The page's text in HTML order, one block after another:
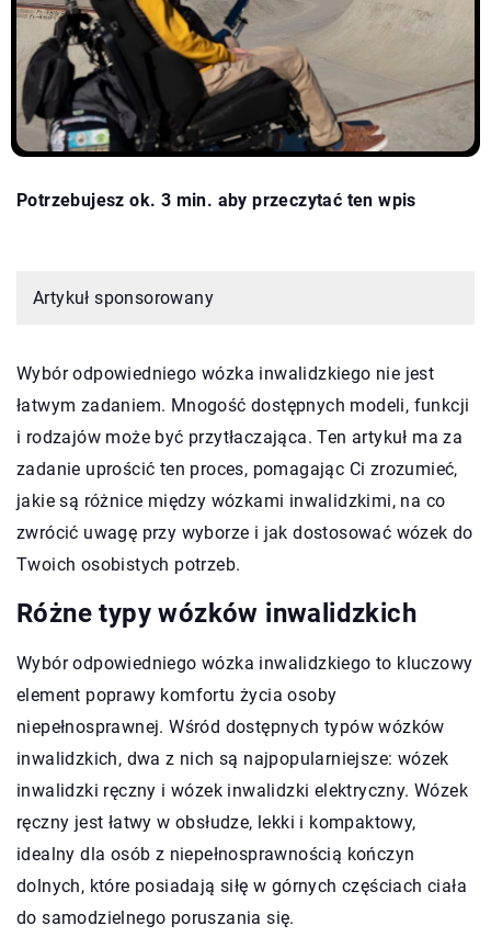
Potrzebujesz ok. 3 min. aby przeczytać ten wpis
Artykuł sponsorowany
Wybór odpowiedniego wózka inwalidzkiego nie jest
łatwym zadaniem. Mnogość dostępnych modeli, funkcji
i rodzajów może być przytłaczająca. Ten artykuł ma za
zadanie uprościć ten proces, pomagając Ci zrozumieć,
jakie są różnice między wózkami inwalidzkimi, na co
zwrócić uwagę przy wyborze i jak dostosować wózek do
Twoich osobistych potrzeb.
Różne typy wózków inwalidzkich
Wybór odpowiedniego wózka inwalidzkiego to kluczowy
element poprawy komfortu życia osoby
niepełnosprawnej. Wśród dostępnych typów wózków
inwalidzkich, dwa z nich są najpopularniejsze: wózek
inwalidzki ręczny i wózek inwalidzki elektryczny. Wózek
ręczny jest łatwy w obsłudze, lekki i kompaktowy,
idealny dla osób z niepełnosprawnością kończyn
dolnych, które posiadają siłę w górnych częściach ciała
do samodzielnego poruszania się.